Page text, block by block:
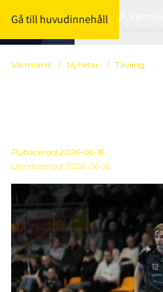
Gå till huvudinnehåll
Byt förbund här
Värmland / Nyheter / Tävling
Publicerad 2026-06-16
Uppdaterad 2026-06-16